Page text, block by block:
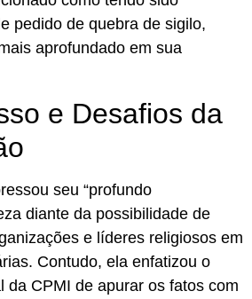
pedido de quebra de sigilo,
aprofundado em sua
e Desafios da
seu “profundo
diante da possibilidade de
e líderes religiosos em
Contudo, ela enfatizou o
da CPMI de apurar os fatos com